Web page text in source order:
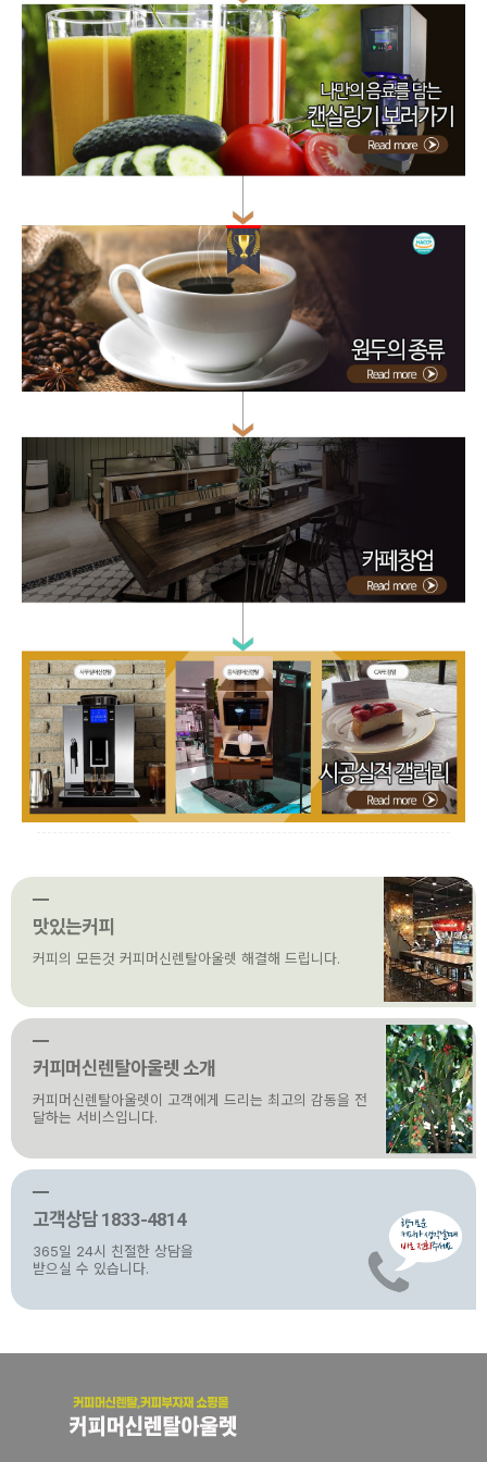
맛있는커피
커피의 모든것 커피머신렌탈아울렛 해결해 드립니다.
커피머신렌탈아울렛 소개
커피머신렌탈아울렛이 고객에게 드리는 최고의 감동을 전
달하는 서비스입니다.
고객상담 1833-4814
365일 24시 친절한 상담을
받으실 수 있습니다.